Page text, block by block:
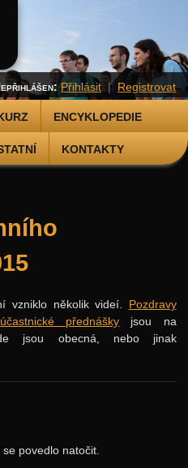
ENCYKLOPEDIE
KONTAKTY
Přihlásit | Registrovat
vzniklo několik videí. Pozdravy
účastnické přednášky jsou na
jsou obecná, nebo jinak
povedlo natočit.